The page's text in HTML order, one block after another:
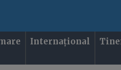
Internațional